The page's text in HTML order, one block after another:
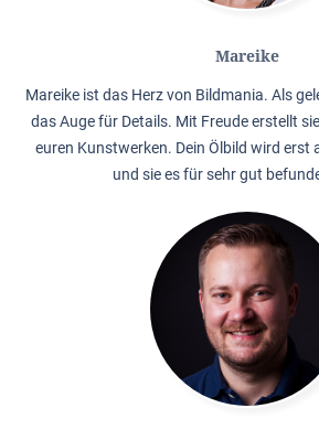
Mareike
Mareike ist das Herz von Bildmania. Als
das Auge für Details. Mit Freude erstellt
euren Kunstwerken. Dein Ölbild wird erst
und sie es für sehr gut